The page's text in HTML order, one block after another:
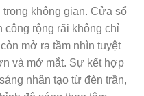
không gian. Cửa sổ
công rộng rãi không chỉ
mở ra tầm nhìn tuyệt
và mở mắt. Sự kết hợp
nhân tạo từ đèn trần,